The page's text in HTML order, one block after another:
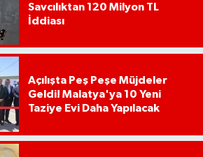
Savcılıktan 120 Milyon TL
İddiası
Açılışta Peş Peşe Müjdeler
Geldi! Malatya'ya 10 Yeni
Taziye Evi Daha Yapılacak